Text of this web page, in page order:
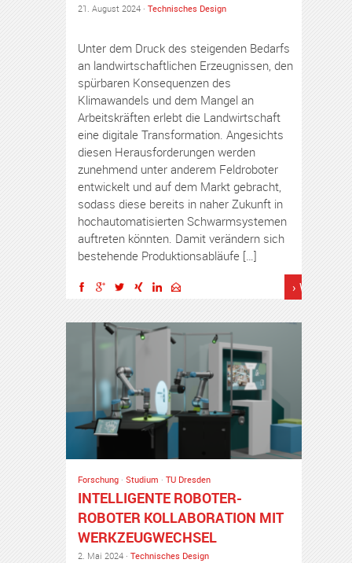
21. August 2024 · Technisches Design
Unter dem Druck des steigenden Bedarfs
an landwirtschaftlichen Erzeugnissen, den
spürbaren Konsequenzen des
Klimawandels und dem Mangel an
Arbeitskräften erlebt die Landwirtschaft
eine digitale Transformation. Angesichts
diesen Herausforderungen werden
zunehmend unter anderem Feldroboter
entwickelt und auf dem Markt gebracht,
sodass diese bereits in naher Zukunft in
hochautomatisierten Schwarmsystemen
auftreten könnten. Damit verändern sich
bestehende Produktionsabläufe […]
›
Forschung · Studium · TU Dresden
INTELLIGENTE ROBOTER-
ROBOTER KOLLABORATION MIT
WERKZEUGWECHSEL
2. Mai 2024 · Technisches Design